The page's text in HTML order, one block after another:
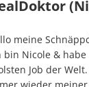
meine
bin Nicole & habe
Job der
wieder